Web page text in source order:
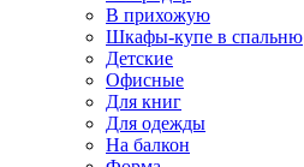
В прихожую
Шкафы-купе в спальню
Детские
Офисные
Для книг
Для одежды
На балкон